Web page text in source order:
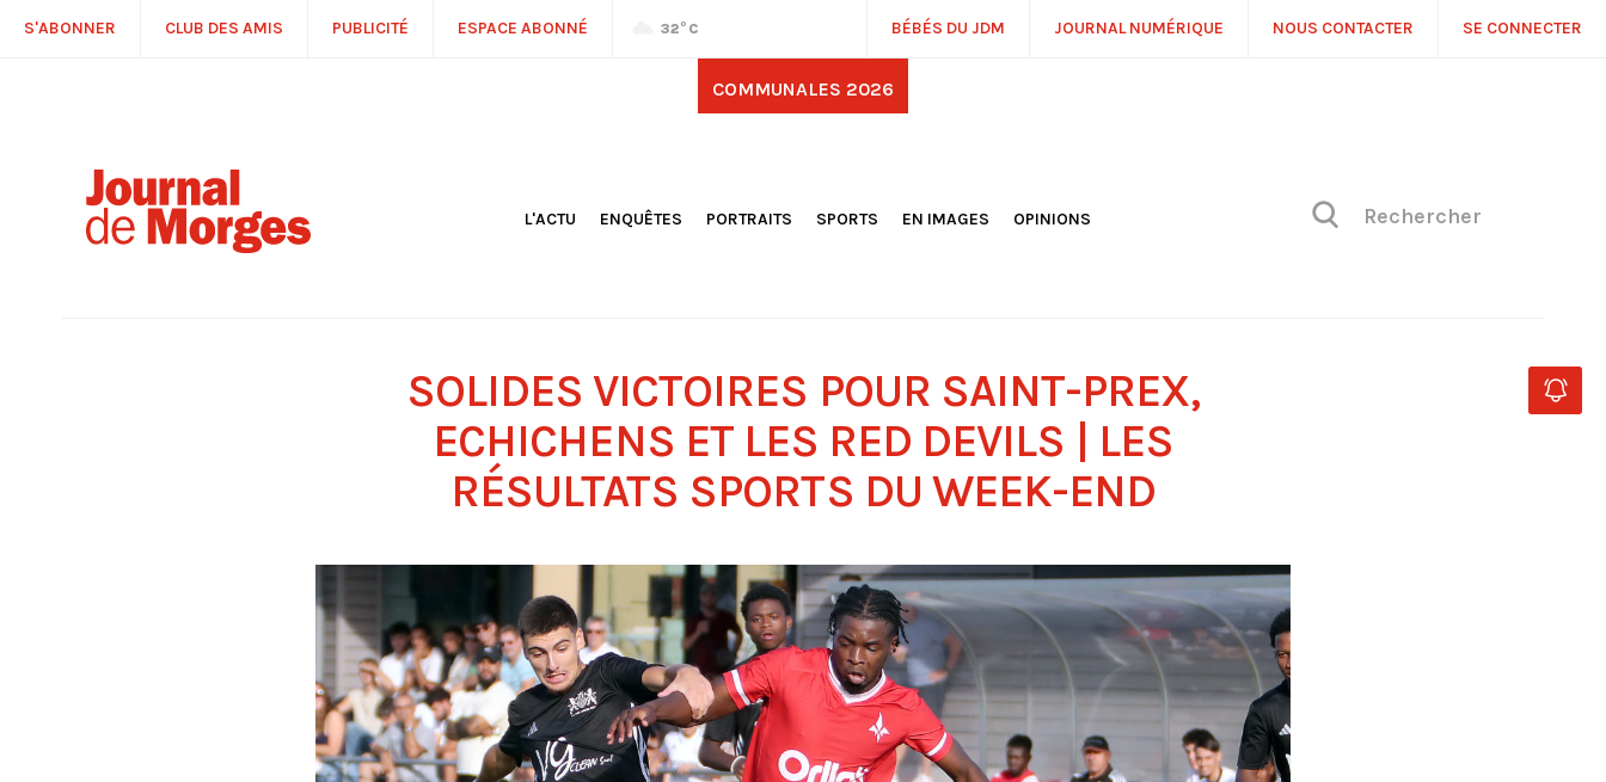
S'ABONNER CLUB DES AMIS PUBLICITÉ ESPACE ABONNÉ 32°C BÉBÉS DU JDM JOURNAL NUMÉRIQUE NOUS CONTACTER SE CONNECTER
COMMUNALES 2026
L'ACTU
CULTURE
PLANÈTE
ENQUÊTES PORTRAITS
SPORTS
EN IMAGES
OPINIONS
SOLIDES VICTOIRES POUR SAINT-PREX,
ECHICHENS ET LES RED DEVILS | LES
RÉSULTATS SPORTS DU WEEK-END